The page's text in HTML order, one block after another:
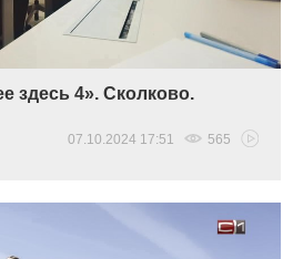
здесь 4». Сколково.
07.10.2024 17:51 565